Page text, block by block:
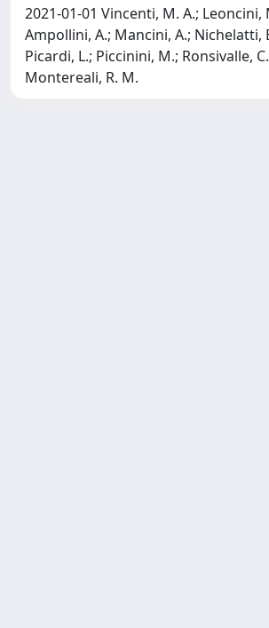
2021-01-01 Vincenti, M. A.; Leoncini,
Ampollini, A.; Mancini, A.; Nichelatti,
Picardi, L.; Piccinini, M.; Ronsivalle,
Montereali, R. M.